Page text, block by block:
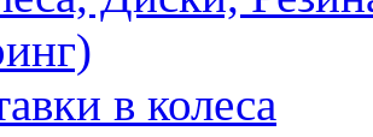
в колеса